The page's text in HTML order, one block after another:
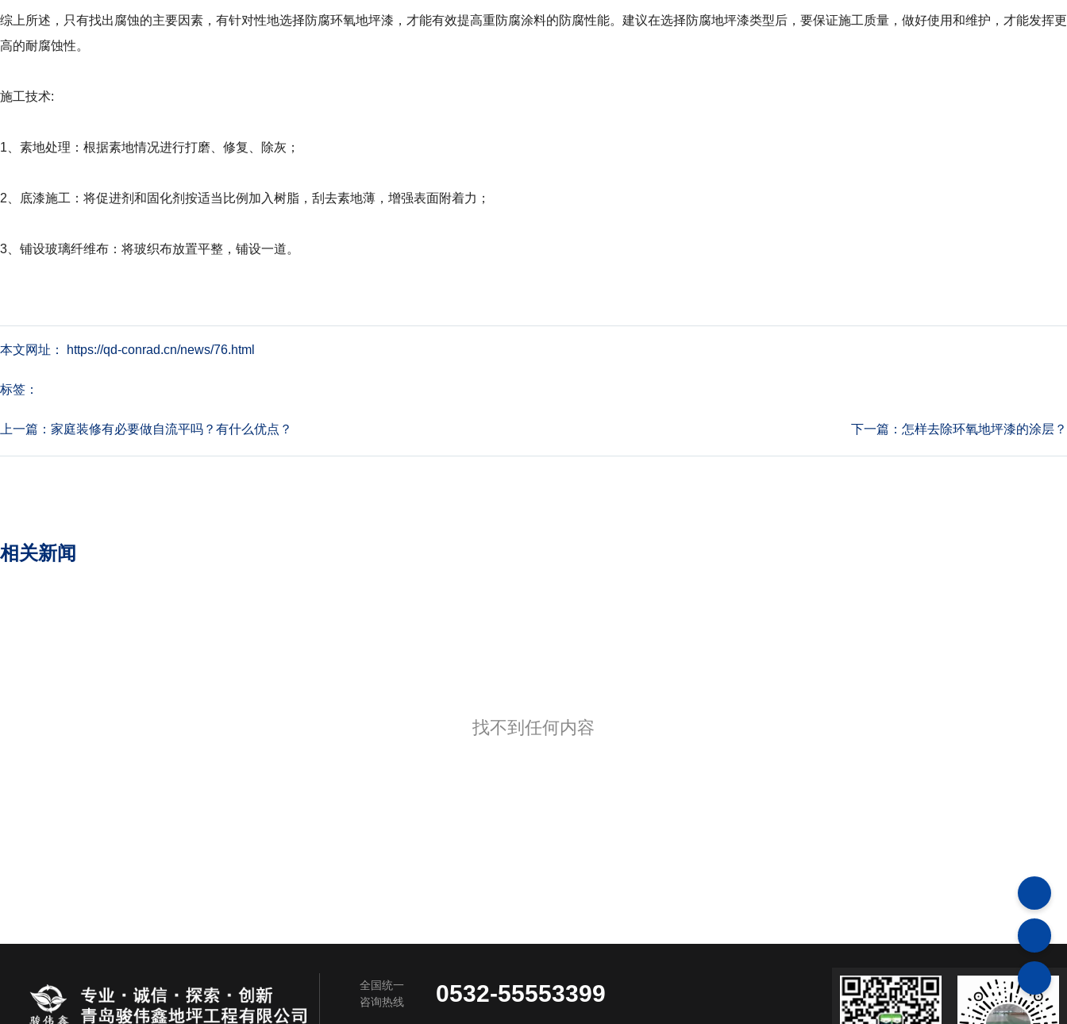
综上所述，只有找出腐蚀的主要因素，有针对性地选择防腐环氧地坪漆，才能有效提高重防腐涂料的防腐性能。建议在选择防腐地坪漆类型后，要保证施工质量，做好使用和维护，才能发挥更
高的耐腐蚀性。
施工技术:
1、素地处理：根据素地情况进行打磨、修复、除灰；
2、底漆施工：将促进剂和固化剂按适当比例加入树脂，刮去素地薄，增强表面附着力；
3、铺设玻璃纤维布：将玻织布放置平整，铺设一道。
本文网址： https://qd-conrad.cn/news/76.html
标签：
上一篇： 家庭装修有必要做自流平吗？有什么优点？ 下一篇： 怎样去除环氧地坪漆的涂层？
相关新闻
找不到任何内容
全国统一
咨询热线
0532-55553399